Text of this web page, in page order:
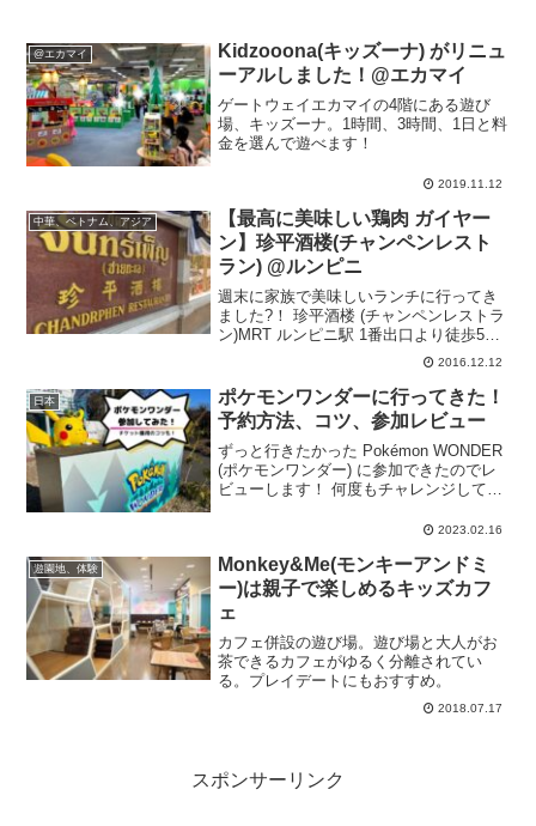
@エカマイ
Kidzooona(キッズーナ) がリニュ
ーアルしました！@エカマイ
ゲートウェイエカマイの4階にある遊び
場、キッズーナ。1時間、3時間、1日と料
金を選んで遊べます！
2019.11.12
中華、ベトナム、アジア
【最高に美味しい鶏肉 ガイヤー
ン】珍平酒楼(チャンペンレスト
ラン) @ルンピニ
週末に家族で美味しいランチに行ってき
ました?！ 珍平酒楼 (チャンペンレストラ
ン)MRT ルンピニ駅 1番出口より徒歩5分
程度。歩いて行けます。私はMRT沿線っ
てまだまだ詳しくないんです。今回も夫
に「ルンピニ公園行こう」と誘われて初
めてこの...
2016.12.12
日本
ポケモンワンダーに行ってきた！
予約方法、コツ、参加レビュー
ずっと行きたかった Pokémon WONDER
(ポケモンワンダー) に参加できたのでレ
ビューします！ 何度もチャレンジしてみ
2023.02.16
遊園地、体験
Monkey&Me(モンキーアンドミ
ー)は親子で楽しめるキッズカフ
ェ
カフェ併設の遊び場。遊び場と大人がお
茶できるカフェがゆるく分離されてい
る。プレイデートにもおすすめ。
2018.07.17
スポンサーリンク